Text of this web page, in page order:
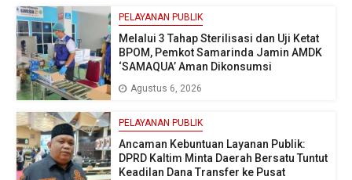
PELAYANAN PUBLIK
Melalui 3 Tahap Sterilisasi dan Uji Ketat
BPOM, Pemkot Samarinda Jamin AMDK
‘SAMAQUA’ Aman Dikonsumsi
Agustus 6, 2026
PELAYANAN PUBLIK
Ancaman Kebuntuan Layanan Publik:
DPRD Kaltim Minta Daerah Bersatu Tuntut
Keadilan Dana Transfer ke Pusat